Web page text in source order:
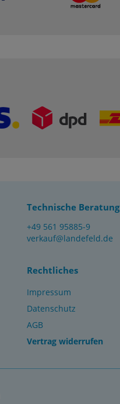
Technische Beratung
+49 561 95885-9
verkauf@landefeld.de
Rechtliches
Impressum
Datenschutz
AGB
Vertrag widerrufen